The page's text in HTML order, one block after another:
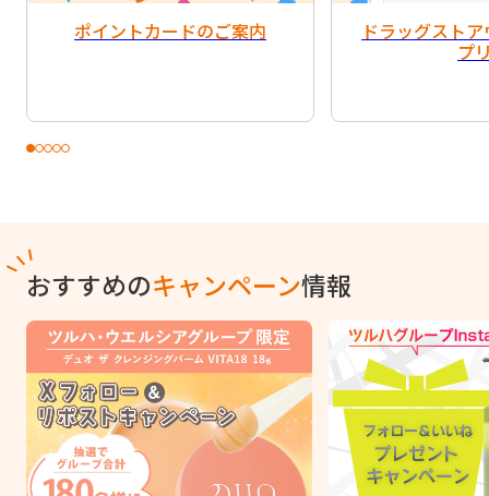
ポイントカードのご案内 ドラッグスト
プ
おすすめのキャンペーン情報